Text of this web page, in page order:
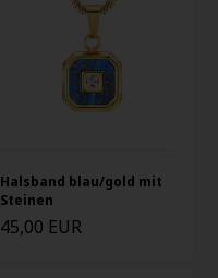
Halsband blau/gold mit
Steinen
45,00 EUR